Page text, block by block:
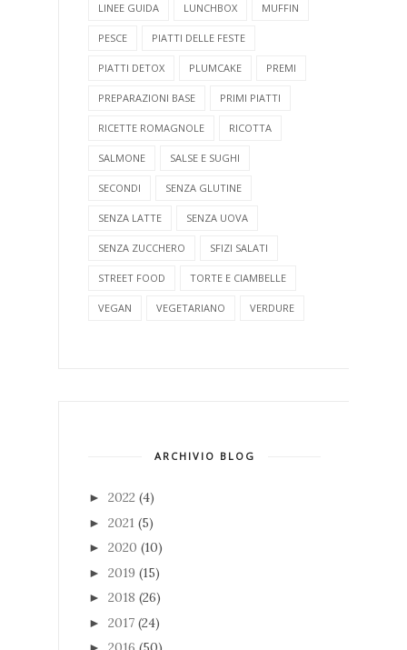
LINEE GUIDA LUNCHBOX MUFFIN
PESCE PIATTI DELLE FESTE
PIATTI DETOX PLUMCAKE PREMI
PREPARAZIONI BASE PRIMI PIATTI
RICETTE ROMAGNOLE RICOTTA
SALMONE SALSE E SUGHI
SECONDI SENZA GLUTINE
SENZA LATTE SENZA UOVA
SENZA ZUCCHERO SFIZI SALATI
STREET FOOD TORTE E CIAMBELLE
VEGAN VEGETARIANO VERDURE
ARCHIVIO BLOG
► 2022 (4)
► 2021 (5)
► 2020 (10)
► 2019 (15)
► 2018 (26)
► 2017 (24)